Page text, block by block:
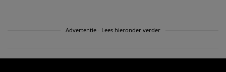
Advertentie - Lees hieronder verder